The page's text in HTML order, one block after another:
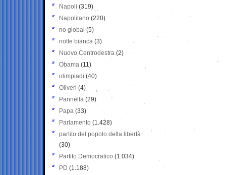
Napoli (319)
Napolitano (220)
no global (5)
notte bianca (3)
Nuovo Centrodestra (2)
Obama (11)
olimpiadi (40)
Oliveri (4)
Pannella (29)
Papa (33)
Parlamento (1.428)
partito del popolo della libertà
(30)
Partito Democratico (1.034)
PD (1.188)